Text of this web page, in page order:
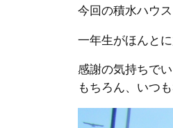
今回の積水ハウ
一年生がほんと
感謝の気持ちで
もちろん、いつ